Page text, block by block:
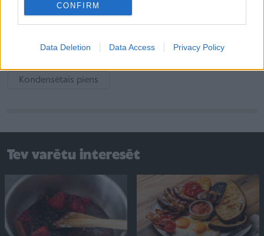
CONFIRM
Data Deletion Data Access Privacy Policy
Manna - 100.gr
Kondensētais piens
Tev varētu interesēt